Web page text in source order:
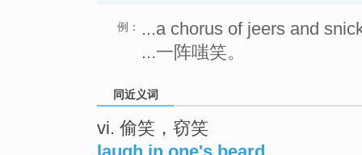
例：
...a chorus of jeers and
...一阵嗤笑。
同近义词
vi. 偷笑，窃笑